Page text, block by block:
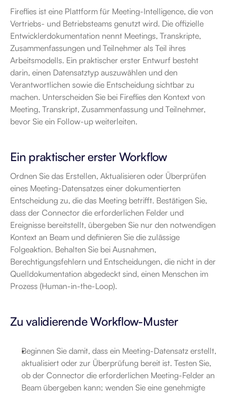
Fireflies ist eine Plattform für Meeting-Intelligence, die von
Vertriebs- und Betriebsteams genutzt wird. Die offizielle
Entwicklerdokumentation nennt Meetings, Transkripte,
Zusammenfassungen und Teilnehmer als Teil ihres
Arbeitsmodells. Ein praktischer erster Entwurf besteht
darin, einen Datensatztyp auszuwählen und den
Verantwortlichen sowie die Entscheidung sichtbar zu
machen. Unterscheiden Sie bei Fireflies den Kontext von
Meeting, Transkript, Zusammenfassung und Teilnehmer,
bevor Sie ein Follow-up weiterleiten.
Ein praktischer erster Workflow
Ordnen Sie das Erstellen, Aktualisieren oder Überprüfen
eines Meeting-Datensatzes einer dokumentierten
Entscheidung zu, die das Meeting betrifft. Bestätigen Sie,
dass der Connector die erforderlichen Felder und
Ereignisse bereitstellt, übergeben Sie nur den notwendigen
Kontext an Beam und definieren Sie die zulässige
Folgeaktion. Behalten Sie bei Ausnahmen,
Berechtigungsfehlern und Entscheidungen, die nicht in der
Quelldokumentation abgedeckt sind, einen Menschen im
Prozess (Human-in-the-Loop).
Zu validierende Workflow-Muster
Beginnen Sie damit, dass ein Meeting-Datensatz erstellt,
aktualisiert oder zur Überprüfung bereit ist. Testen Sie,
ob der Connector die erforderlichen Meeting-Felder an
Beam übergeben kann; wenden Sie eine genehmigte